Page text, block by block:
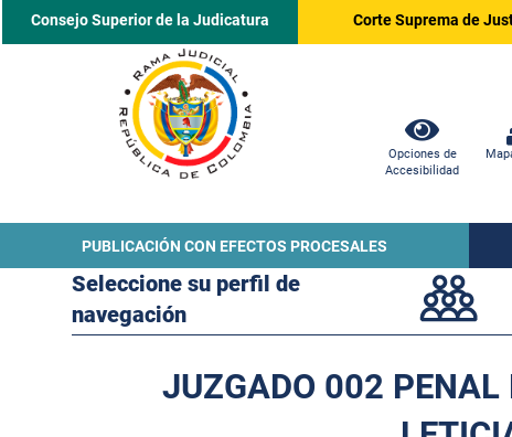
Consejo Superior de la Judicatura Corte Suprema de
Opciones de
Accesibilidad
PUBLICACIÓN CON EFECTOS PROCESALES
Seleccione su perfil de
navegación
JUZGADO 002 PENAL